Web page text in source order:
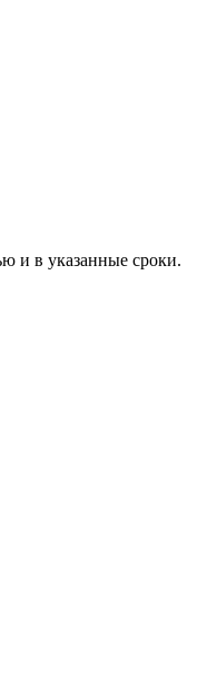
и в указанные сроки.